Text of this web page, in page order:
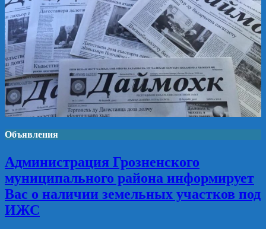
Объявления
Администрация Грозненского
муниципального района информирует
Вас о наличии земельных участков под
ИЖС